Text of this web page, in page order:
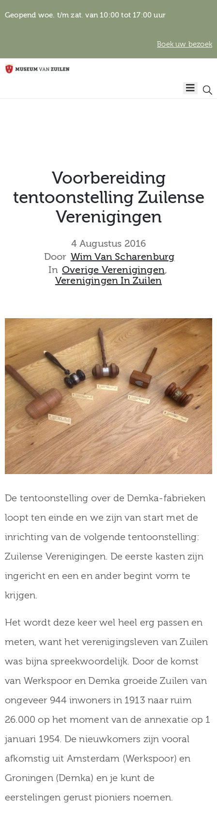
Geopend woe. t/m zat. van 10:00 tot 17:00 uur
Boek uw bezoek
Home
Over het
Verhalen
over
Zuilen
Collectie
Voorbereiding
tentoonstelling Zuilense
Verenigingen
4 Augustus 2016
Door Wim Van Scharenburg
In Overige Verenigingen‚
Verenigingen In Zuilen
De tentoonstelling over de Demka-fabrieken
loopt ten einde en we zijn van start met de
inrichting van de volgende tentoonstelling:
Zuilense Verenigingen. De eerste kasten zijn
ingericht en een en ander begint vorm te
krijgen.
Het wordt deze keer wel heel erg passen en
meten, want het verenigingsleven van Zuilen
was bijna spreekwoordelijk. Door de komst
van Werkspoor en Demka groeide Zuilen van
ongeveer 944 inwoners in 1913 naar ruim
26.000 op het moment van de annexatie op 1
januari 1954. De nieuwkomers zijn vooral
afkomstig uit Amsterdam (Werkspoor) en
Groningen (Demka) en je kunt de
eerstelingen gerust pioniers noemen.
Algemene